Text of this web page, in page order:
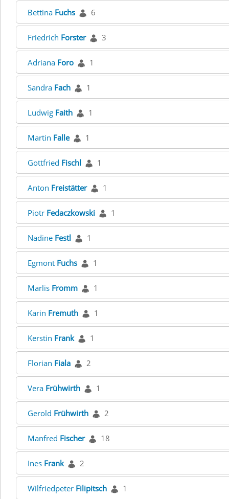
Bettina Fuchs 6
Friedrich Forster 3
Adriana Foro 1
Sandra Fach 1
Ludwig Faith 1
Martin Falle 1
Gottfried Fischl 1
Anton Freistätter 1
Piotr Fedaczkowski 1
Nadine Festl 1
Egmont Fuchs 1
Marlis Fromm 1
Karin Fremuth 1
Kerstin Frank 1
Florian Fiala 2
Vera Frühwirth 1
Gerold Frühwirth 2
Manfred Fischer 18
Ines Frank 2
Wilfriedpeter Filipitsch 1